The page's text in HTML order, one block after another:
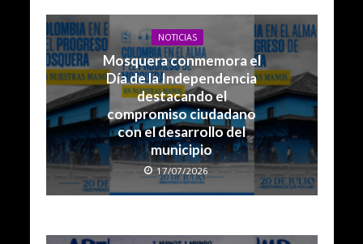
NOTICIAS
Mosquera conmemora el
Día de la Independencia
destacando el
compromiso ciudadano
con el desarrollo del
municipio
17/07/2026